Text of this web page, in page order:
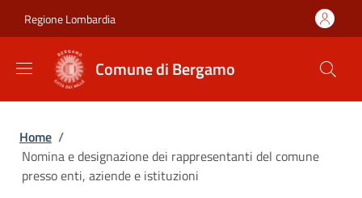
Regione Lombardia
Comune di Bergamo
Briciole di pane
Home /
Nomina e designazione dei rappresentanti del comune
presso enti, aziende e istituzioni